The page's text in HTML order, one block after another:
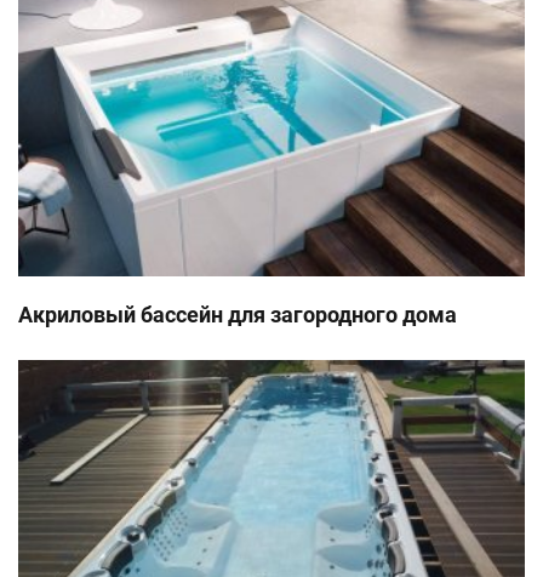
Акриловый бассейн для загородного дома